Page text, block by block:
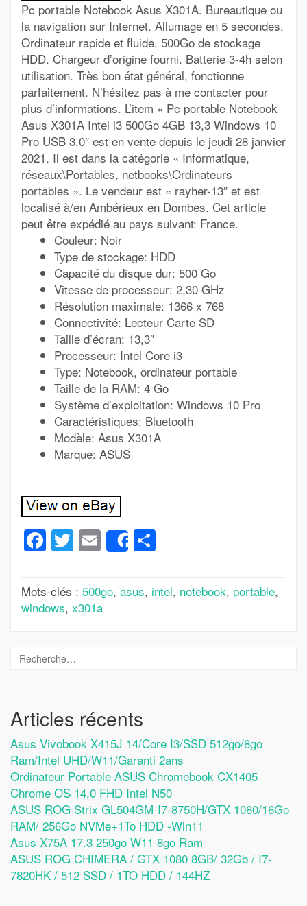
Pc portable Notebook Asus X301A. Bureautique ou
la navigation sur Internet. Allumage en 5 secondes.
Ordinateur rapide et fluide. 500Go de stockage
HDD. Chargeur d’origine fourni. Batterie 3-4h selon
utilisation. Très bon état général, fonctionne
parfaitement. N’hésitez pas à me contacter pour
plus d’informations. L’item « Pc portable Notebook
Asus X301A Intel i3 500Go 4GB 13,3 Windows 10
Pro USB 3.0″ est en vente depuis le jeudi 28 janvier
2021. Il est dans la catégorie « Informatique,
réseaux\Portables, netbooks\Ordinateurs
portables ». Le vendeur est « rayher-13″ et est
localisé à/en Ambérieux en Dombes. Cet article
peut être expédié au pays suivant: France.
Couleur: Noir
Type de stockage: HDD
Capacité du disque dur: 500 Go
Vitesse de processeur: 2,30 GHz
Résolution maximale: 1366 x 768
Connectivité: Lecteur Carte SD
Taille d’écran: 13,3″
Processeur: Intel Core i3
Type: Notebook, ordinateur portable
Taille de la RAM: 4 Go
Système d’exploitation: Windows 10 Pro
Caractéristiques: Bluetooth
Modèle: Asus X301A
Marque: ASUS
Facebook
Twitter
Email
Share
Mots-clés : 500go, asus, intel, notebook, portable,
windows, x301a
Articles récents
Asus Vivobook X415J 14/Core I3/SSD 512go/8go
Ram/Intel UHD/W11/Garanti 2ans
Ordinateur Portable ASUS Chromebook CX1405
Chrome OS 14,0 FHD Intel N50
ASUS ROG Strix GL504GM-I7-8750H/GTX 1060/16Go
RAM/ 256Go NVMe+1To HDD -Win11
Asus X75A 17.3 250go W11 8go Ram
ASUS ROG CHIMERA / GTX 1080 8GB/ 32Gb / I7-
7820HK / 512 SSD / 1TO HDD / 144HZ